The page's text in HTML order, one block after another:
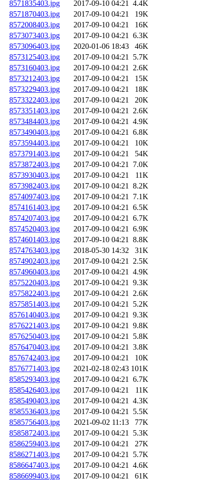
8571835403.jpg
2017-09-10 04:21 4.4K
8571870403.jpg
2017-09-10 04:21
19K
8572008403.jpg
2017-09-10 04:21
16K
8573073403.jpg
2017-09-10 04:21 6.3K
8573096403.jpg
2020-01-06 18:43
46K
8573125403.jpg
2017-09-10 04:21 5.7K
8573160403.jpg
2017-09-10 04:21 2.6K
8573212403.jpg
2017-09-10 04:21
15K
8573229403.jpg
2017-09-10 04:21
18K
8573322403.jpg
2017-09-10 04:21
20K
8573351403.jpg
2017-09-10 04:21 2.6K
8573484403.jpg
2017-09-10 04:21 4.9K
8573490403.jpg
2017-09-10 04:21 6.8K
8573594403.jpg
2017-09-10 04:21
10K
8573791403.jpg
2017-09-10 04:21
54K
8573872403.jpg
2017-09-10 04:21 7.0K
8573930403.jpg
2017-09-10 04:21
11K
8573982403.jpg
2017-09-10 04:21 8.2K
8574097403.jpg
2017-09-10 04:21 7.1K
8574161403.jpg
2017-09-10 04:21 6.5K
8574207403.jpg
2017-09-10 04:21 6.7K
8574520403.jpg
2017-09-10 04:21 6.9K
8574601403.jpg
2017-09-10 04:21 8.8K
8574763403.jpg
2018-05-30 14:32
31K
8574902403.jpg
2017-09-10 04:21 2.5K
8574960403.jpg
2017-09-10 04:21 4.9K
8575220403.jpg
2017-09-10 04:21 9.3K
8575822403.jpg
2017-09-10 04:21 2.6K
8575851403.jpg
2017-09-10 04:21 5.2K
8576140403.jpg
2017-09-10 04:21 9.3K
8576221403.jpg
2017-09-10 04:21 9.8K
8576250403.jpg
2017-09-10 04:21 5.8K
8576470403.jpg
2017-09-10 04:21 3.8K
8576742403.jpg
2017-09-10 04:21
10K
8576771403.jpg
2021-02-18 02:43 101K
8585293403.jpg
2017-09-10 04:21 6.7K
8585426403.jpg
2017-09-10 04:21
11K
8585490403.jpg
2017-09-10 04:21 4.3K
8585536403.jpg
2017-09-10 04:21 5.5K
8585756403.jpg
2021-09-02 11:13
77K
8585872403.jpg
2017-09-10 04:21 5.3K
8586259403.jpg
2017-09-10 04:21
27K
8586271403.jpg
2017-09-10 04:21 5.7K
8586647403.jpg
2017-09-10 04:21 4.6K
8586699403.jpg
2017-09-10 04:21 61K